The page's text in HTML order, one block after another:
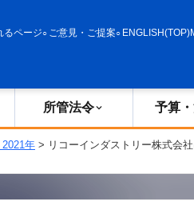
るページ ご意見・ご提案 ENGLISH(TOP)
所管法令 予算
年 > リコーインダストリー株式会